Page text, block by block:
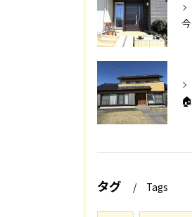
タグ Tags